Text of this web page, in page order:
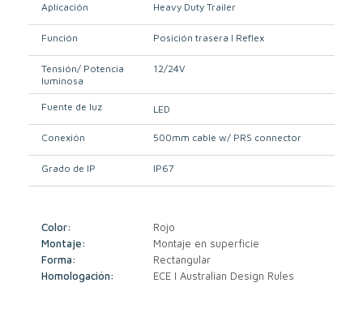
Aplicación Heavy Duty Trailer
Función Posición trasera I Reflex
Tensión/ Potencia
luminosa
12/24V
Fuente de luz LED
Conexión 500mm cable w/ PRS connector
Grado de IP IP67
Color:
Rojo
Montaje:
Montaje en superficie
Forma:
Rectangular
Homologación:
ECE I Australian Design Rules